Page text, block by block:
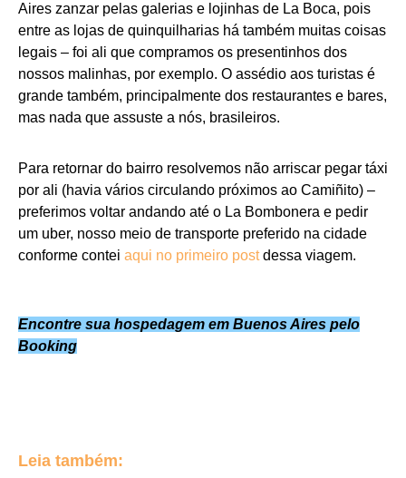
Aires zanzar pelas galerias e lojinhas de La Boca, pois
entre as lojas de quinquilharias há também muitas coisas
legais – foi ali que compramos os presentinhos dos
nossos malinhas, por exemplo. O assédio aos turistas é
grande também, principalmente dos restaurantes e bares,
mas nada que assuste a nós, brasileiros.
Para retornar do bairro resolvemos não arriscar pegar táxi
por ali (havia vários circulando próximos ao Camiñito) –
preferimos voltar andando até o La Bombonera e pedir
um uber, nosso meio de transporte preferido na cidade
conforme contei aqui no primeiro postdessa viagem.
Encontre sua hospedagem em Buenos Aires pelo
Booking
Leia também: